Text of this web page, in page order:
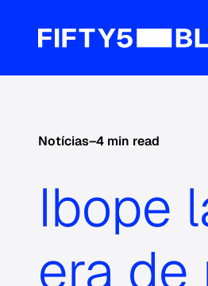
Notícias–4 min read
Ibope
era